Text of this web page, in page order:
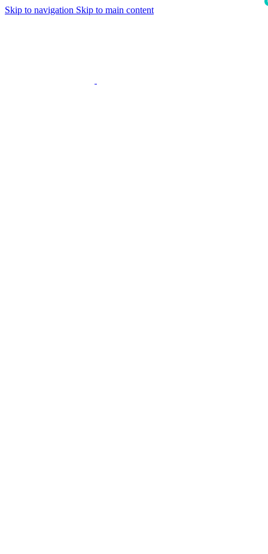
Skip to navigation Skip to main content